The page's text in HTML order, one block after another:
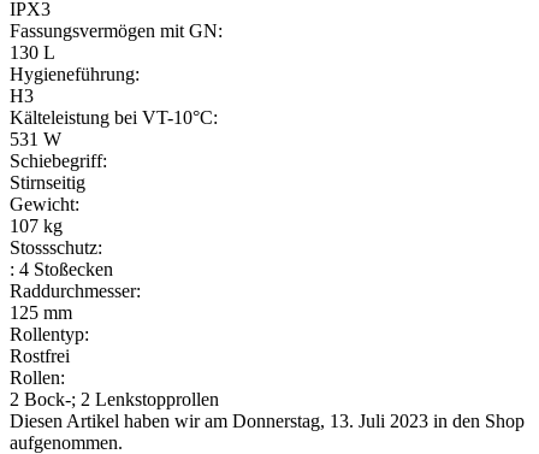
IPX3
Fassungsvermögen mit GN:
130 L
Hygieneführung:
H3
Kälteleistung bei VT-10°C:
531 W
Schiebegriff:
Stirnseitig
Gewicht:
107 kg
Stossschutz:
: 4 Stoßecken
Raddurchmesser:
125 mm
Rollentyp:
Rostfrei
Rollen:
2 Bock-; 2 Lenkstopprollen
Diesen Artikel haben wir am Donnerstag, 13. Juli 2023 in den Shop
aufgenommen.